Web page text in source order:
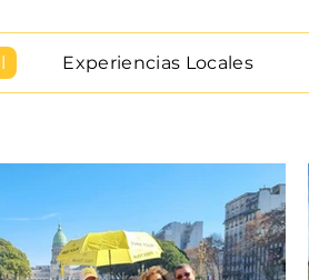
Experiencias Locales